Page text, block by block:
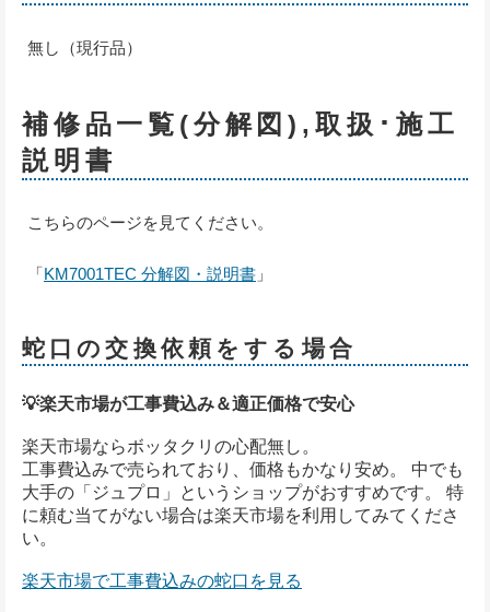
無し（現行品）
補修品一覧(分解図),取扱･施工
説明書
こちらのページを見てください。
「KM7001TEC 分解図・説明書 」
蛇口の交換依頼をする場合
💡楽天市場が工事費込み＆適正価格で安心
楽天市場ならボッタクリの心配無し。
工事費込みで売られており、価格もかなり安め。 中でも
大手の「ジュプロ」というショップがおすすめです。 特
に頼む当てがない場合は楽天市場を利用してみてくださ
い。
楽天市場で工事費込みの蛇口を見る